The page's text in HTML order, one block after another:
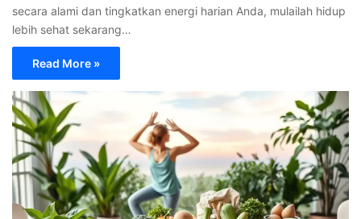
secara alami dan tingkatkan energi harian Anda, mulailah hidup
lebih sehat sekarang…
Read More »